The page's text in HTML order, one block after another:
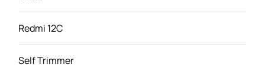
Redmi 12C
Self Trimmer